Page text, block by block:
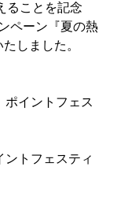
ることを記念
ペーン『夏の熱
しました。
イントフェス
トフェスティ